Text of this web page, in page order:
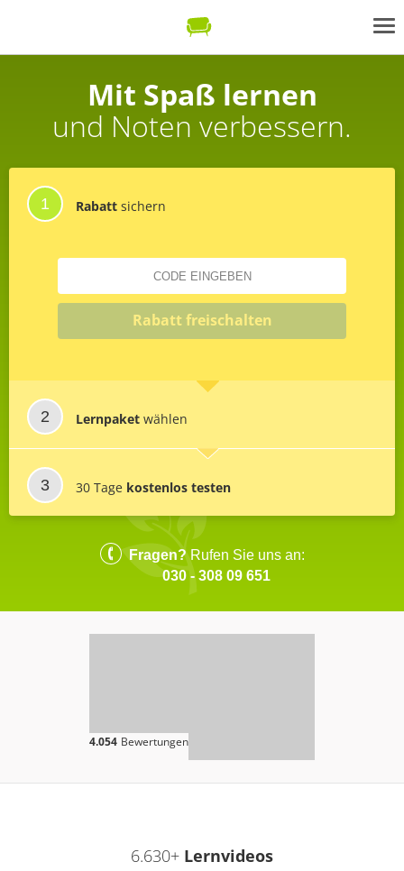
Mit Spaß lernen
und Noten verbessern.
Rabatt sichern
Lernpaket wählen
30 Tage kostenlos testen
Fragen?Rufen Sie uns an:
030 - 308 09 651
4.054 Bewertungen
6.630+ Lernvideos